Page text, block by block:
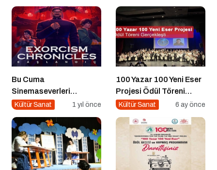
Bu Cuma
Sinemaseverleri
Bekleyen Yepyeni Filmler!
Kültür Sanat 1 yıl önce
100 Yazar 100 Yeni Eser
Projesi Ödül Töreni
Gerçekleşti
Kültür Sanat 6 ay önce